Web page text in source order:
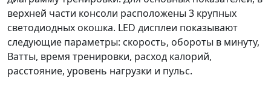
верхней части консоли расположены 3 крупных
светодиодных окошка. LED дисплеи показывают
следующие параметры: скорость, обороты в минуту,
Ватты, время тренировки, расход калорий,
расстояние, уровень нагрузки и пульс.